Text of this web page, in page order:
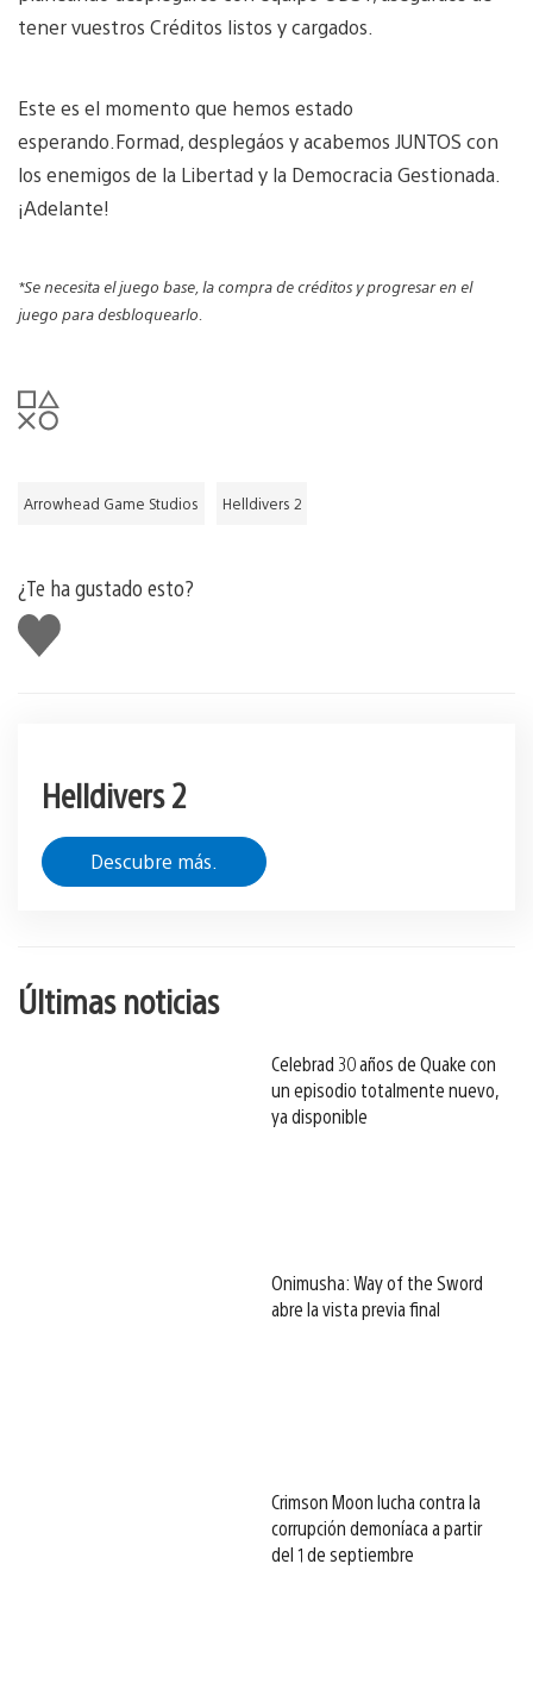
tener vuestros Créditos listos y cargados.
Este es el momento que hemos estado
esperando.Formad, desplegáos y acabemos JUNTOS con
los enemigos de la Libertad y la Democracia Gestionada.
¡Adelante!
*Se necesita el juego base, la compra de créditos y progresar en el
juego para desbloquearlo.
Arrowhead Game Studios Helldivers 2
¿Te ha gustado esto?
Me
gusta
esto
Helldivers 2
Descubre más.
Últimas noticias
Celebrad 30 años de Quake con
un episodio totalmente nuevo,
ya disponible
Onimusha: Way of the Sword
abre la vista previa final
Crimson Moon lucha contra la
corrupción demoníaca a partir
del 1 de septiembre